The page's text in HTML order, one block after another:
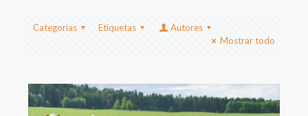
Categorias Etiquetas
Autores
Mostrar todo